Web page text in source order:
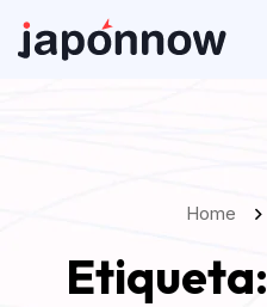
Home
Etiqueta: